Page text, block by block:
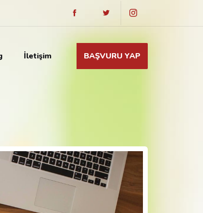
İletişim BAŞVURU YAP